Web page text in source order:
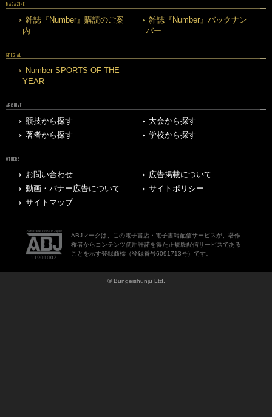
MAGAZINE
雑誌『Number』購読のご案
内
雑誌『Number』バックナン
バー
SPECIAL
Number SPORTS OF THE
YEAR
ARCHIVE
競技から探す
大会から探す
著者から探す
学校から探す
OTHERS
お問い合わせ
広告掲載について
動画・バナー広告について
サイトポリシー
サイトマップ
ABJマークは、この電子書店・電子書籍配信サービスが、著作
権者からコンテンツ使用許諾を得た正規版配信サービスである
ことを示す登録商標（登録番号6091713号）です。
© Bungeishunju Ltd.